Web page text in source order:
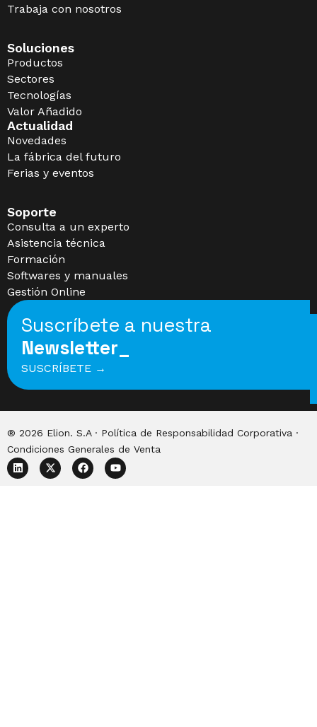
Trabaja con nosotros
Soluciones
Productos
Sectores
Tecnologías
Valor Añadido
Actualidad
Novedades
La fábrica del futuro
Ferias y eventos
Soporte
Consulta a un experto
Asistencia técnica
Formación
Softwares y manuales
Gestión Online
Suscríbete a nuestra
Newsletter_
SUSCRÍBETE →
® 2026 Elion. S.A · Política de Responsabilidad Corporativa ·
Condiciones Generales de Venta